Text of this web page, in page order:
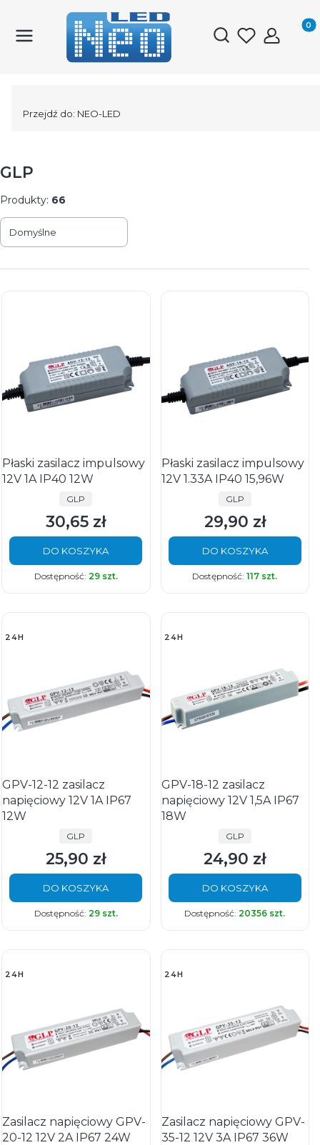
Otwórz
Przejdź do: NEO-LED
GLP
Produkty: 66
Lista produktów
Domyślne
Płaski zasilacz impulsowy
12V 1A IP40 12W
PRODUCENT
GLP
Cena
30,65 zł
DO KOSZYKA
Dostępność: 29 szt.
Płaski zasilacz impulsowy
12V 1.33A IP40 15,96W
PRODUCENT
GLP
Cena
29,90 zł
DO KOSZYKA
Dostępność:117 szt.
24H
GPV-12-12 zasilacz
napięciowy 12V 1A IP67
12W
PRODUCENT
GLP
Cena
25,90 zł
DO KOSZYKA
Dostępność: 29 szt.
24H
GPV-18-12 zasilacz
napięciowy 12V 1,5A IP67
18W
PRODUCENT
GLP
Cena
24,90 zł
DO KOSZYKA
Dostępność: 20356 szt.
24H
Zasilacz napięciowy GPV-
20-12 12V 2A IP67 24W
24H
Zasilacz napięciowy GPV-
35-12 12V 3A IP67 36W